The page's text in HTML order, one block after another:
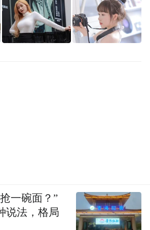
一碗面？”
说法，格局